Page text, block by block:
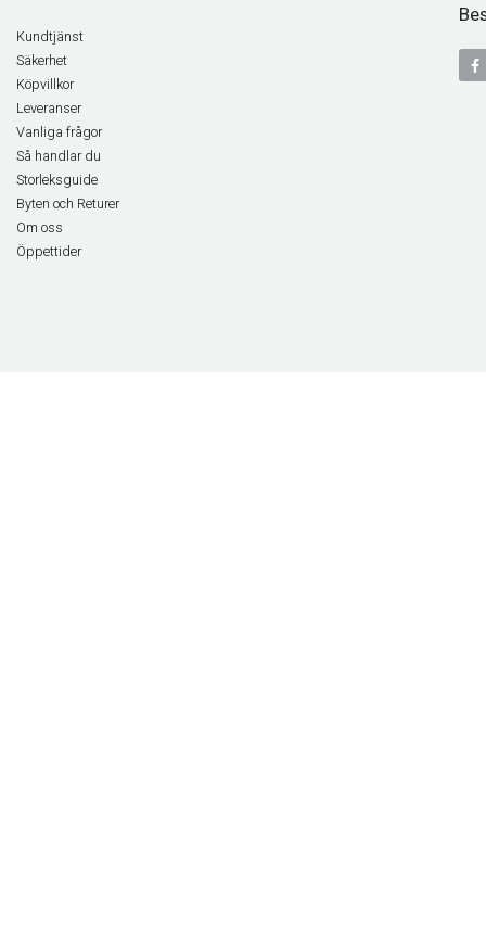
Kundtjänst
Säkerhet
Köpvillkor
Leveranser
Vanliga frågor
Så handlar du
Storleksguide
Byten och Returer
Om oss
Öppettider